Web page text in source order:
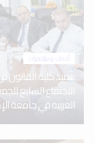
أحداث ومؤتمرات
عميد كلية القانون
الاجتماع السابع
العربية في جامعة